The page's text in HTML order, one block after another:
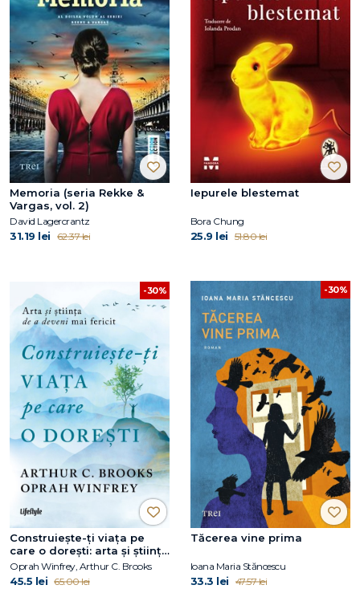
Memoria (seria Rekke &
Vargas, vol. 2)
David Lagercrantz
31.19 lei 62.37 lei
Iepurele blestemat
Bora Chung
25.9 lei 51.80 lei
-30%
Construiește-ți viața pe
care o dorești: arta și știința
de a deveni mai fericit
Oprah Winfrey, Arthur C. Brooks
45.5 lei 65.00 lei
-30%
Tăcerea vine prima
Ioana Maria Stăncescu
33.3 lei 47.57 lei